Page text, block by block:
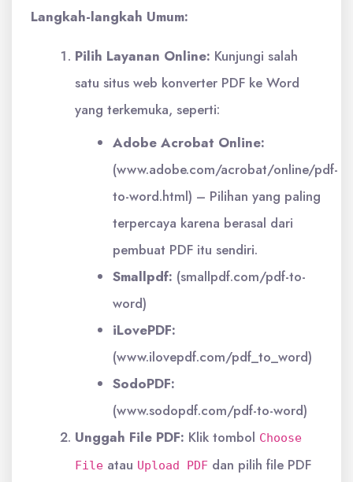
Langkah-langkah Umum:
Pilih Layanan Online: Kunjungi salah
satu situs web konverter PDF ke Word
yang terkemuka, seperti:
Adobe Acrobat Online:
(www.adobe.com/acrobat/online/pdf-
to-word.html) – Pilihan yang paling
terpercaya karena berasal dari
pembuat PDF itu sendiri.
Smallpdf: (smallpdf.com/pdf-to-
word)
iLovePDF:
(www.ilovepdf.com/pdf_to_word)
SodoPDF:
(www.sodopdf.com/pdf-to-word)
Unggah File PDF: Klik tombol Choose
File atau Upload PDF dan pilih file PDF